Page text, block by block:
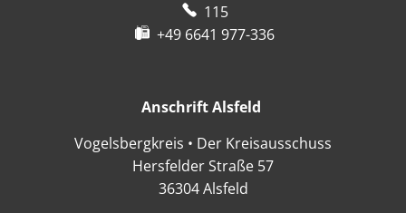
115
+49 6641 977-336
Anschrift Alsfeld
Vogelsbergkreis • Der Kreisausschuss
Hersfelder Straße 57
36304 Alsfeld